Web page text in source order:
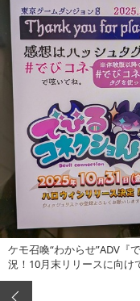
ケモ召喚“わからせ”ADV『
況！10月末リリースに向け